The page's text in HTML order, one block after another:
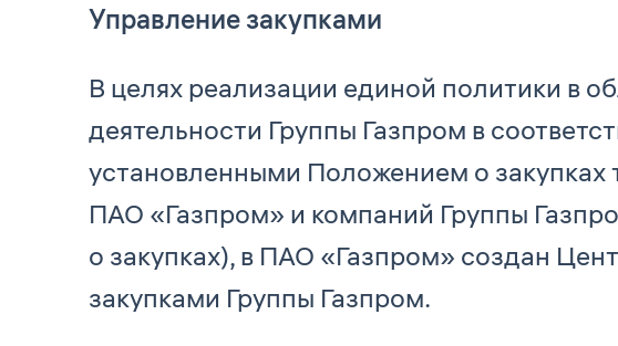
Управление закупками
В целях реализации единой политики в
деятельности Группы Газпром в
установленными Положением о закупках
ПАО «Газпром» и компаний Группы
о закупках), в ПАО «Газпром» создан
закупками Группы Газпром.